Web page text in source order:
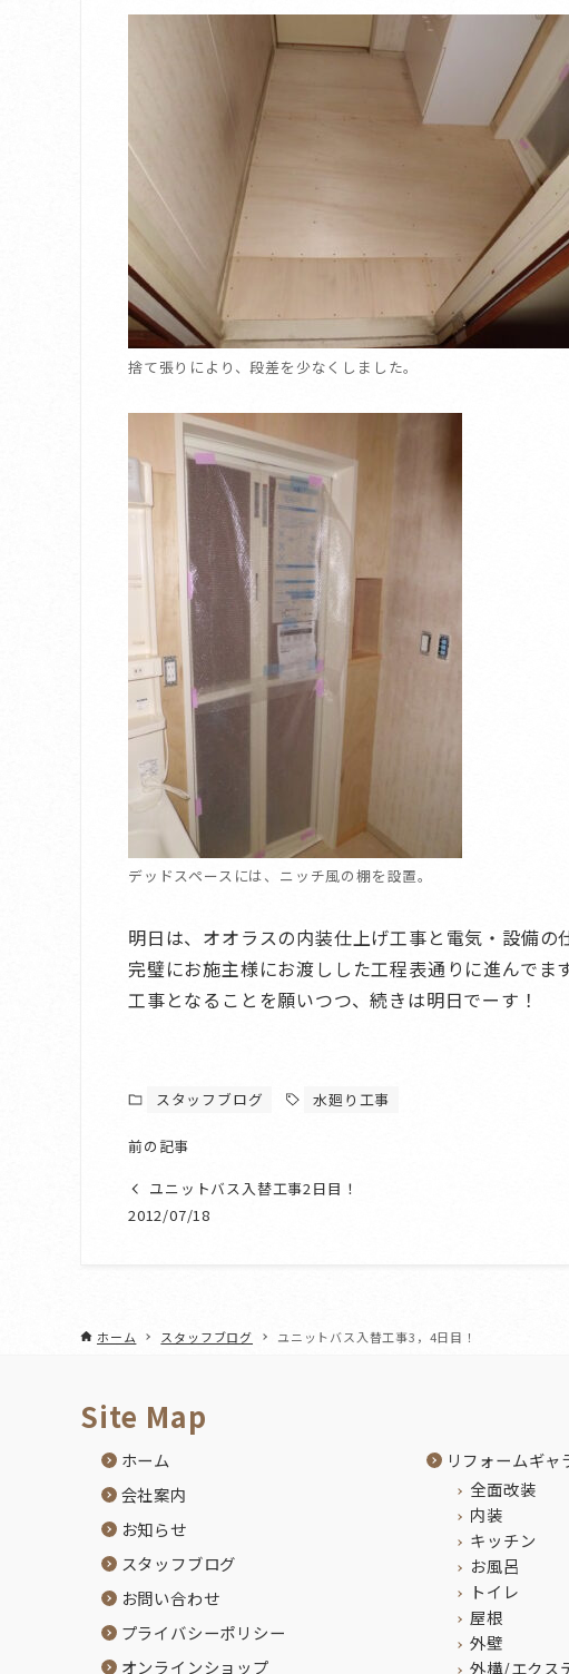
捨て張りにより、段差を少なくしました。
デッドスペースには、ニッチ風の棚を設置。
明日は、オオラスの内装仕上げ工事と電気・設備の
完璧にお施主様にお渡しした工程表通りに進んでま
工事となることを願いつつ、続きは明日でーす！
スタッフブログ 水廻り工事
前の記事
ユニットバス入替工事2日目！
2012/07/18
ホーム スタッフブログ ユニットバス入替工事3，4日目！
Site Map
ホーム
会社案内
お知らせ
スタッフブログ
お問い合わせ
プライバシーポリシー
オンラインショップ
リフォームギャ
全面改装
内装
キッチン
お風呂
トイレ
屋根
外壁
外構/エクス